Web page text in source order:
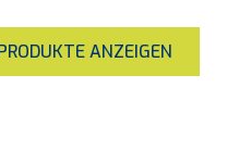
ANZEIGEN